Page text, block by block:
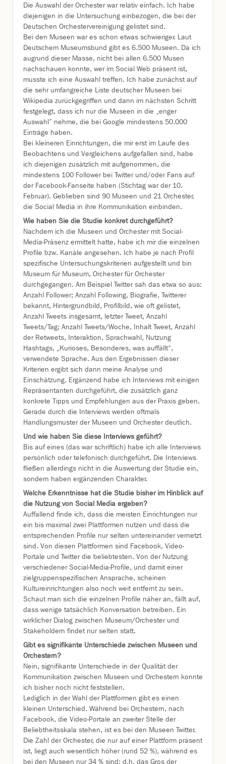
Die Auswahl der Orchester war relativ einfach. Ich habe
diejenigen in die Untersuchung einbezogen, die bei der
Deutschen Orchestervereinigung gelistet sind.
Bei den Museen war es schon etwas schwieriger. Laut
Deutschem Museumsbund gibt es 6.500 Museen. Da ich
augrund dieser Masse, nicht bei allen 6.500 Musen
nachschauen konnte, wer im Social Web präsent ist,
musste ich eine Auswahl treffen. Ich habe zunächst auf
die sehr umfangreiche Liste deutscher Museen bei
Wikipedia zurückgegriffen und dann im nächsten Schritt
festgelegt, dass ich nur die Museen in die „enger
Auswahl” nehme, die bei Google mindestens 50.000
Einträge haben.
Bei kleineren Einrichtungen, die mir erst im Laufe des
Beobachtens und Vergleichens aufgefallen sind, habe
ich diejenigen zusätzlich mit aufgenommen, die
mindestens 100 Follower bei Twitter und/oder Fans auf
der Facebook-Fanseite haben (Stichtag war der 10.
Februar). Geblieben sind 90 Museen und 21 Orchester,
die Social Media in ihre Kommunikation einbinden.
Wie haben Sie die Studie konkret durchgeführt?
Nachdem ich die Museen und Orchester mit Social-
Media-Präsenz ermittelt hatte, habe ich mir die einzelnen
Profile bzw. Kanäle angesehen. Ich habe je nach Profil
spezifische Untersuchungskriterien aufgestellt und bin
Museum für Museum, Orchester für Orchester
durchgegangen. Am Beispiel Twitter sah das etwa so aus:
Anzahl Follower; Anzahl Following, Biografie, Twitterer
bekannt, Hintergrundbild, Profilbild, wie oft gelistet,
Anzahl Tweets insgesamt, letzter Tweet, Anzahl
Tweets/Tag; Anzahl Tweets/Woche, Inhalt Tweet, Anzahl
der Retweets, Interaktion, Sprachwahl, Nutzung
Hashtags, „Kurioses, Besonderes, was auffällt“,
verwendete Sprache. Aus den Ergebnissen dieser
Kriterien ergibt sich dann meine Analyse und
Einschätzung. Ergänzend habe ich Interviews mit einigen
Repräsentanten durchgeführt, die zusätzlich ganz
konkrete Tipps und Empfehlungen aus der Praxis geben.
Gerade durch die Interviews werden oftmals
Handlungsmuster der Museen und Orchester deutlich.
Und wie haben Sie diese Interviews geführt?
Bis auf eines (das war schriftlich) habe ich alle Interviews
persönlich oder telefonisch durchgeführt. Die Interviews
fließen allerdings nicht in die Auswertung der Studie ein,
sondern haben ergänzenden Charakter.
Welche Erkenntnisse hat die Studie bisher im Hinblick auf
die Nutzung von Social Media ergeben?
Auffallend finde ich, dass die meisten Einrichtungen nur
ein bis maximal zwei Plattformen nutzen und dass die
entsprechenden Profile nur selten untereinander vernetzt
sind. Von diesen Plattformen sind Facebook, Video-
Portale und Twitter die beliebtesten. Von der Nutzung
verschiedener Social-Media-Profile, und damit einer
zielgruppenspezifischen Ansprache, scheinen
Kultureinrichtungen also noch weit entfernt zu sein.
Schaut man sich die einzelnen Profile näher an, fällt auf,
dass wenige tatsächlich Konversation betreiben. Ein
wirklicher Dialog zwischen Museum/Orchester und
Stakeholdern findet nur selten statt.
Gibt es signifikante Unterschiede zwischen Museen und
Orchestern?
Nein, signifikante Unterschiede in der Qualität der
Kommunikation zwischen Museen und Orchestern konnte
ich bisher noch nicht feststellen.
Lediglich in der Wahl der Plattformen gibt es einen
kleinen Unterschied. Während bei Orchestern, nach
Facebook, die Video-Portale an zweiter Stelle der
Beliebtheitsskala stehen, ist es bei den Museen Twitter.
Die Zahl der Orchester, die nur auf einer Plattform präsent
ist, liegt auch wesentlich höher (rund 52 %), während es
bei den Museen nur 34 % sind; d.h. das Gros der